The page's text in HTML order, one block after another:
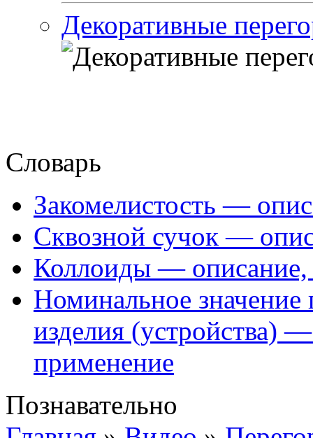
Декоративные
Словарь
Закомелистость —
Сквозной сучок —
Коллоиды — описание,
Номинальное значение
изделия (устройства)
применение
Познавательно